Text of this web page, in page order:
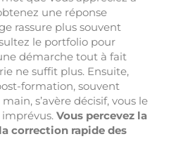
une réponse
rassure plus souvent
le portfolio pour
démarche tout à fait
ne suffit plus. Ensuite,
formation, souvent
s’avère décisif, vous le
imprévus. Vous percevez la
correction rapide des